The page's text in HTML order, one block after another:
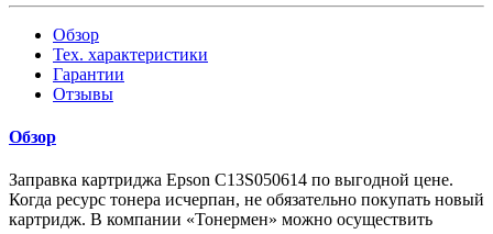
Обзор
Тех. характеристики
Гарантии
Отзывы
Обзор
Заправка картриджа Epson C13S050614 по выгодной цене.
Когда ресурс тонера исчерпан, не обязательно покупать новый
картридж. В компании «Тонермен» можно осуществить